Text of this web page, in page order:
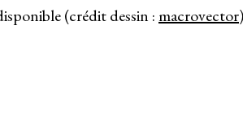
(crédit dessin :macrovector)